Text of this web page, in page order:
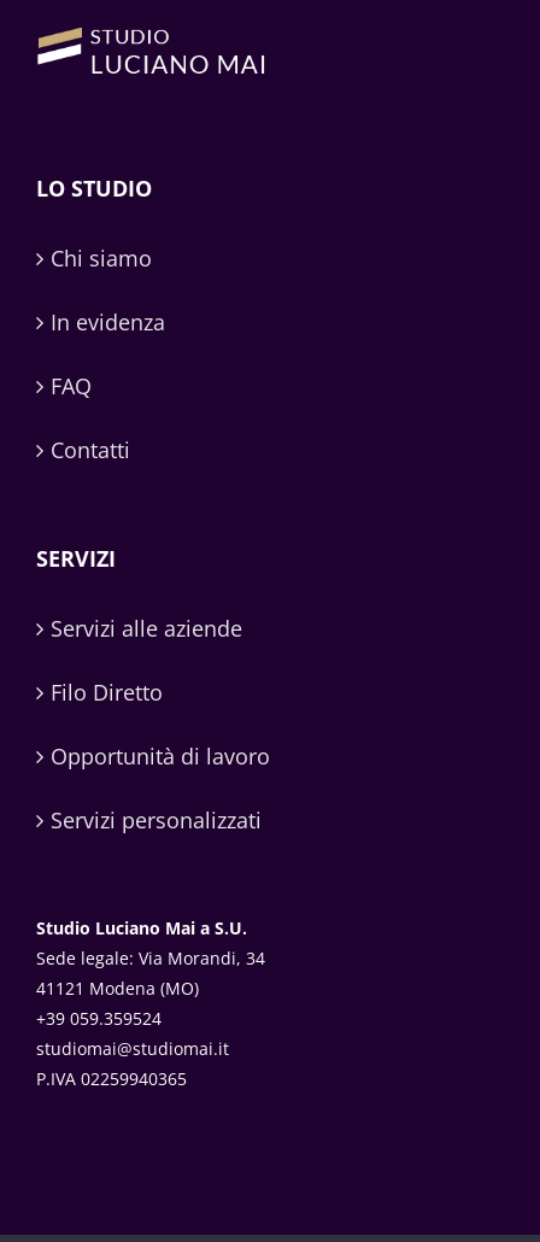
LO STUDIO
Chi siamo
In evidenza
FAQ
Contatti
SERVIZI
Servizi alle aziende
Filo Diretto
Opportunità di lavoro
Servizi personalizzati
Studio Luciano Mai a S.U.
Sede legale: Via Morandi, 34
41121 Modena (MO)
+39 059.359524
studiomai@studiomai.it
P.IVA 02259940365